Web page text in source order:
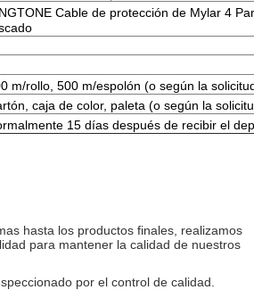
Cable de protección de Mylar 4
m/rollo, 500 m/espolón (o según la
caja de color, paleta (o según la
15 días después de recibir el
hasta los productos finales, realizamos
para mantener la calidad de nuestros
por el control de calidad.